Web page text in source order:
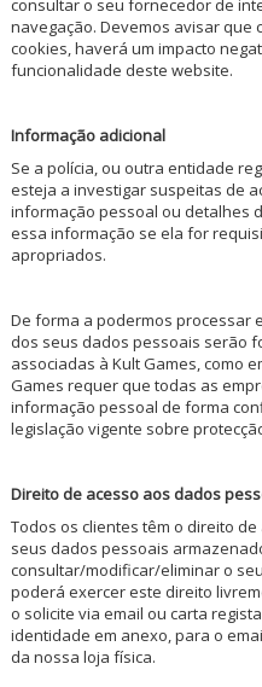
consultar o seu fornecedor de
navegação. Devemos avisar que
cookies, haverá um impacto
funcionalidade deste website.
Informação adicional
Se a polícia, ou outra entidade
esteja a investigar suspeitas de
informação pessoal ou detalhes
essa informação se ela for
apropriados.
De forma a podermos processar
dos seus dados pessoais serão
associadas à Kult Games, como
Games requer que todas as
informação pessoal de forma
legislação vigente sobre
Direito de acesso aos dados
Todos os clientes têm o direito
seus dados pessoais
consultar/modificar/eliminar o
poderá exercer este direito
o solicite via email ou carta
identidade em anexo, para o
da nossa loja física.